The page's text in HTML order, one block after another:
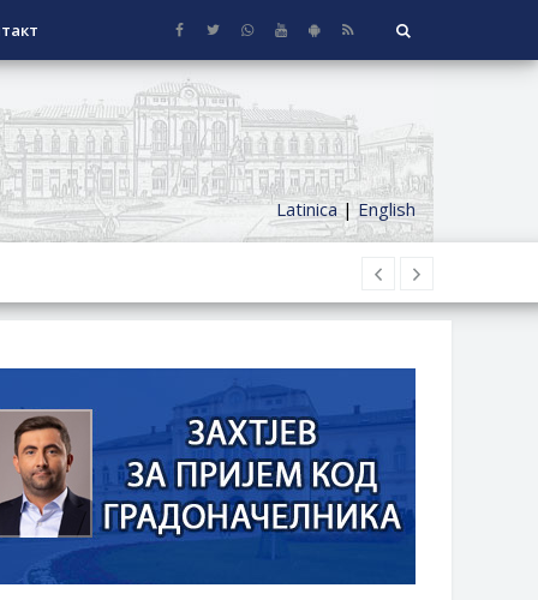
Latinica|English
КУЋЕ СА ОКУЋНИЦОМ НА
БОРАЧКИ ДОДАТАК ЗА
ЗАЈЕДНИЦА ЕТАЖНИХ